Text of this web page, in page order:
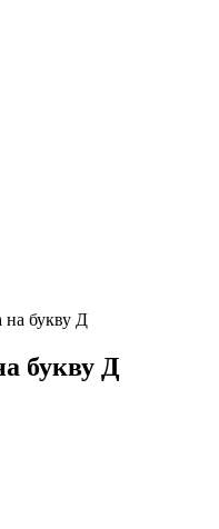
на букву Д
букву Д